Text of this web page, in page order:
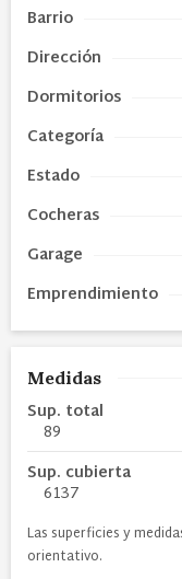
Barrio
Dirección
Dormitorios
Categoría
Estado
Cocheras
Garage
Emprendimiento
Medidas
Sup. total
89
Sup. cubierta
6137
Las superficies y
orientativo.